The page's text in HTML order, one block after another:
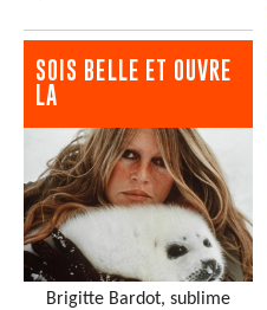
SOIS BELLE ET OUVRE
LA
Brigitte Bardot, sublime